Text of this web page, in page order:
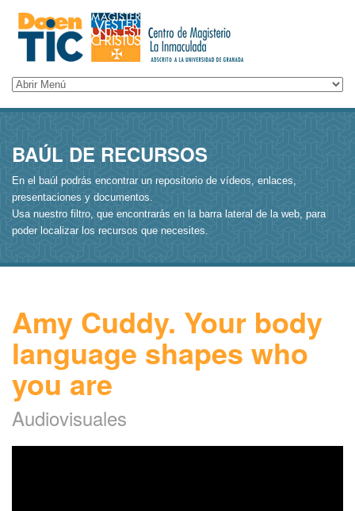
BAÚL DE RECURSOS
En el baúl podrás encontrar un repositorio de vídeos, enlaces,
presentaciones y documentos.
Usa nuestro filtro, que encontrarás en la barra lateral de la web, para
poder localizar los recursos que necesites.
Amy Cuddy. Your body
language shapes who
you are
Audiovisuales